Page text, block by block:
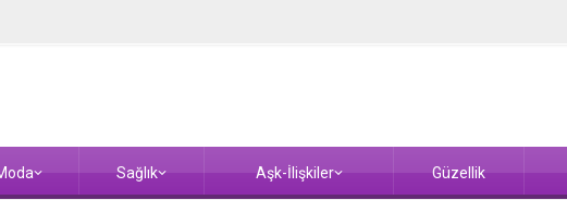
Sağlık Aşk-İlişkiler Güzellik